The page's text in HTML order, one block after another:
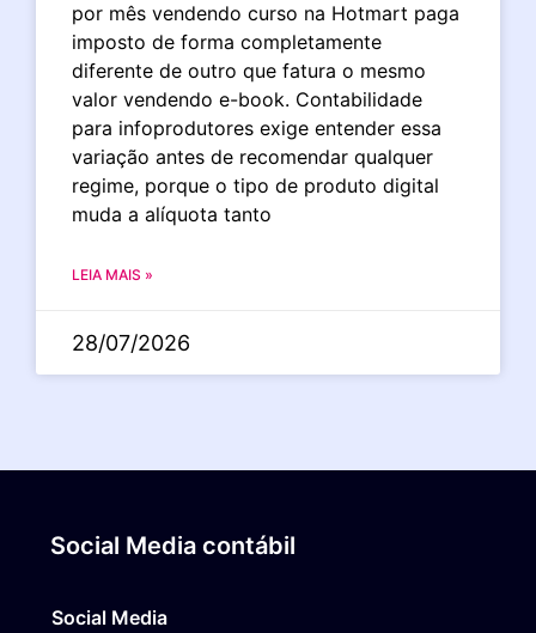
por mês vendendo curso na Hotmart paga
imposto de forma completamente
diferente de outro que fatura o mesmo
valor vendendo e-book. Contabilidade
para infoprodutores exige entender essa
variação antes de recomendar qualquer
regime, porque o tipo de produto digital
muda a alíquota tanto
LEIA MAIS »
28/07/2026
Social Media contábil
Social Media